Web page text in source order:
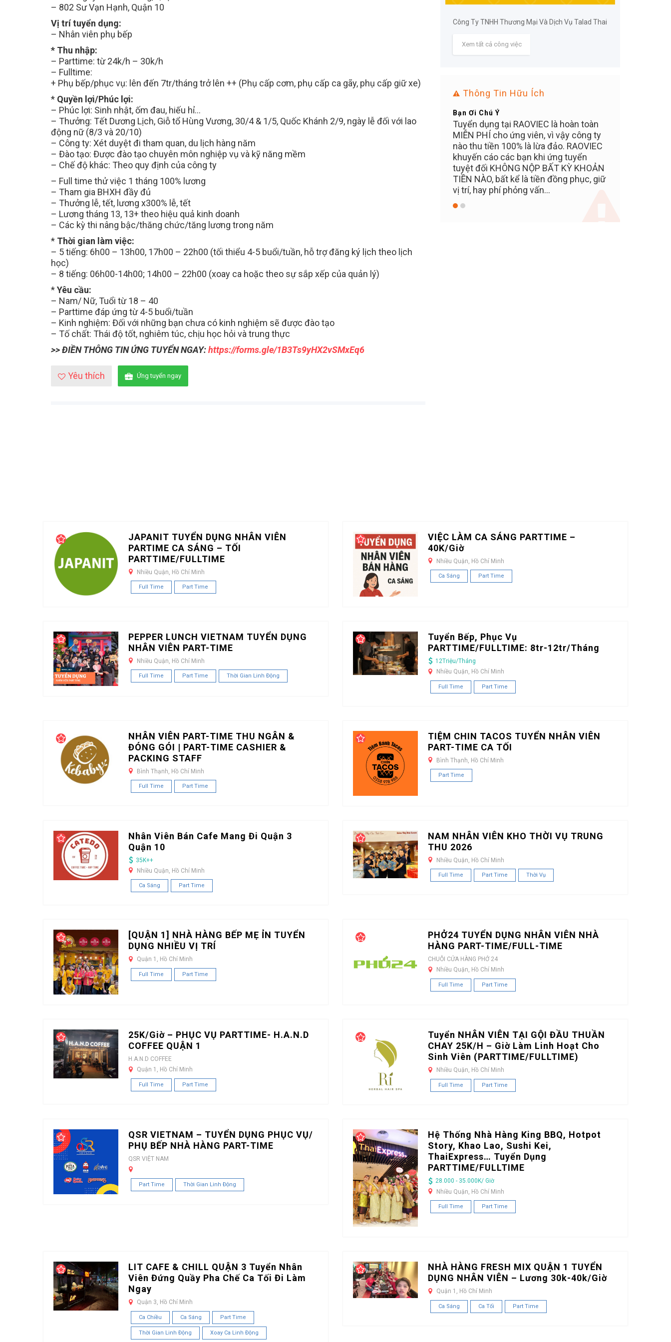
– 802 Sư Vạn Hạnh, Quận 10
Vị trí tuyển dụng:
– Nhân viên phụ bếp
* Thu nhập:
– Parttime: từ 24k/h – 30k/h
– Fulltime:
+ Phụ bếp/phục vụ: lên đến 7tr/tháng trở lên ++ (Phụ cấp cơm, phụ cấp ca gãy, phụ cấp giữ xe)
* Quyền lợi/Phúc lợi:
– Phúc lợi: Sinh nhật, ốm đau, hiếu hỉ…
– Thưởng: Tết Dương Lịch, Giỗ tổ Hùng Vương, 30/4 & 1/5, Quốc Khánh 2/9, ngày lễ đối với lao
động nữ (8/3 và 20/10)
– Công ty: Xét duyệt đi tham quan, du lịch hàng năm
– Đào tạo: Được đào tạo chuyên môn nghiệp vụ và kỹ năng mềm
– Chế độ khác: Theo quy định của công ty
– Full time thử việc 1 tháng 100% lương
– Tham gia BHXH đầy đủ
– Thưởng lễ, tết, lương x300% lễ, tết
– Lương tháng 13, 13+ theo hiệu quả kinh doanh
– Các kỳ thi nâng bậc/thăng chức/tăng lương trong năm
* Thời gian làm việc:
– 5 tiếng: 6h00 – 13h00, 17h00 – 22h00 (tối thiểu 4-5 buổi/tuần, hỗ trợ đăng ký lịch theo lịch
học)
– 8 tiếng: 06h00-14h00; 14h00 – 22h00 (xoay ca hoặc theo sự sắp xếp của quản lý)
*Yêu cầu:
– Nam/ Nữ, Tuổi từ 18 – 40
– Parttime đáp ứng từ 4-5 buổi/tuần
– Kinh nghiệm: Đối với những bạn chưa có kinh nghiệm sẽ được đào tạo
– Tố chất: Thái độ tốt, nghiêm túc, chịu học hỏi và trung thực
>> ĐIỀN THÔNG TIN ỨNG TUYỂN NGAY:https://forms.gle/1B3Ts9yHX2vSMxEq6
Yêu thích Ứng tuyển ngay
Công Ty TNHH Thương Mại Và Dịch Vụ Talad Thai
Xem tất cả công việc
Thông Tin Hữu Ích
Mẹo Nhanh Có Việc
Đăng ký tài khoản, tạo CV online, nhà
nhanh hơn
Tuyển dụng tại RAOVIEC là hoàn toàn
khuyến cáo các bạn khi ứng tuyển
Mẹo Nhanh Có Việc
Đăng ký tài khoản, tạo CV online, nhà
tuyển dụng sẽ chủ động tìm đến bạn
nhanh hơn
JAPANIT TUYỂN DỤNG NHÂN VIÊN
PARTIME CA SÁNG – TỐI
PARTTIME/FULLTIME
Nhiều Quận, Hồ Chí Minh
Full Time Part Time
VIỆC LÀM CA SÁNG PARTTIME –
40K/Giờ
Nhiều Quận, Hồ Chí Minh
Ca Sáng Part Time
PEPPER LUNCH VIETNAM TUYỂN DỤNG
NHÂN VIÊN PART-TIME
Nhiều Quận, Hồ Chí Minh
Full Time Part Time Thời Gian Linh Động
Tuyển Bếp, Phục Vụ
PARTTIME/FULLTIME: 8tr-12tr/Tháng
12Triệu/Tháng
Nhiều Quận, Hồ Chí Minh
Full Time Part Time
NHÂN VIÊN PART-TIME THU NGÂN &
ĐÓNG GÓI | PART-TIME CASHIER &
PACKING STAFF
Bình Thạnh, Hồ Chí Minh
Full Time Part Time
TIỆM CHIN TACOS TUYỂN NHÂN VIÊN
PART-TIME CA TỐI
Bình Thạnh, Hồ Chí Minh
Part Time
Nhân Viên Bán Cafe Mang Đi Quận 3
Quận 10
35K++
Nhiều Quận, Hồ Chí Minh
Ca Sáng Part Time
NAM NHÂN VIÊN KHO THỜI VỤ TRUNG
THU 2026
Nhiều Quận, Hồ Chí Minh
Full Time Part Time Thời Vụ
[QUẬN 1] NHÀ HÀNG BẾP MẸ ỈN TUYỂN
DỤNG NHIỀU VỊ TRÍ
Quận 1, Hồ Chí Minh
Full Time Part Time
PHỞ24 TUYỂN DỤNG NHÂN VIÊN NHÀ
HÀNG PART-TIME/FULL-TIME
CHUỖI CỬA HÀNG PHỞ 24
Nhiều Quận, Hồ Chí Minh
Full Time Part Time
25K/Giờ – PHỤC VỤ PARTTIME- H.A.N.D
COFFEE QUẬN 1
H.A.N.D COFFEE
Quận 1, Hồ Chí Minh
Full Time Part Time
Tuyển NHÂN VIÊN TẠI GỘI ĐẦU THUẦN
CHAY 25K/H – Giờ Làm Linh Hoạt Cho
Sinh Viên (PARTTIME/FULLTIME)
Nhiều Quận, Hồ Chí Minh
Full Time Part Time
QSR VIETNAM – TUYỂN DỤNG PHỤC VỤ/
PHỤ BẾP NHÀ HÀNG PART-TIME
QSR VIỆT NAM
Part Time Thời Gian Linh Động
Hệ Thống Nhà Hàng King BBQ, Hotpot
Story, Khao Lao, Sushi Kei,
ThaiExpress… Tuyển Dụng
PARTTIME/FULLTIME
28.000 - 35.000K/ Giờ
Nhiều Quận, Hồ Chí Minh
Full Time Part Time
LIT CAFE & CHILL QUẬN 3 Tuyển Nhân
Viên Đứng Quầy Pha Chế Ca Tối Đi Làm
Ngay
Quận 3, Hồ Chí Minh
Ca Chiều Ca Sáng Part Time
Thời Gian Linh Động Xoay Ca Linh Động
NHÀ HÀNG FRESH MIX QUẬN 1 TUYỂN
DỤNG NHÂN VIÊN – Lương 30k-40k/Giờ
Quận 1, Hồ Chí Minh
Ca Sáng Ca Tối Part Time